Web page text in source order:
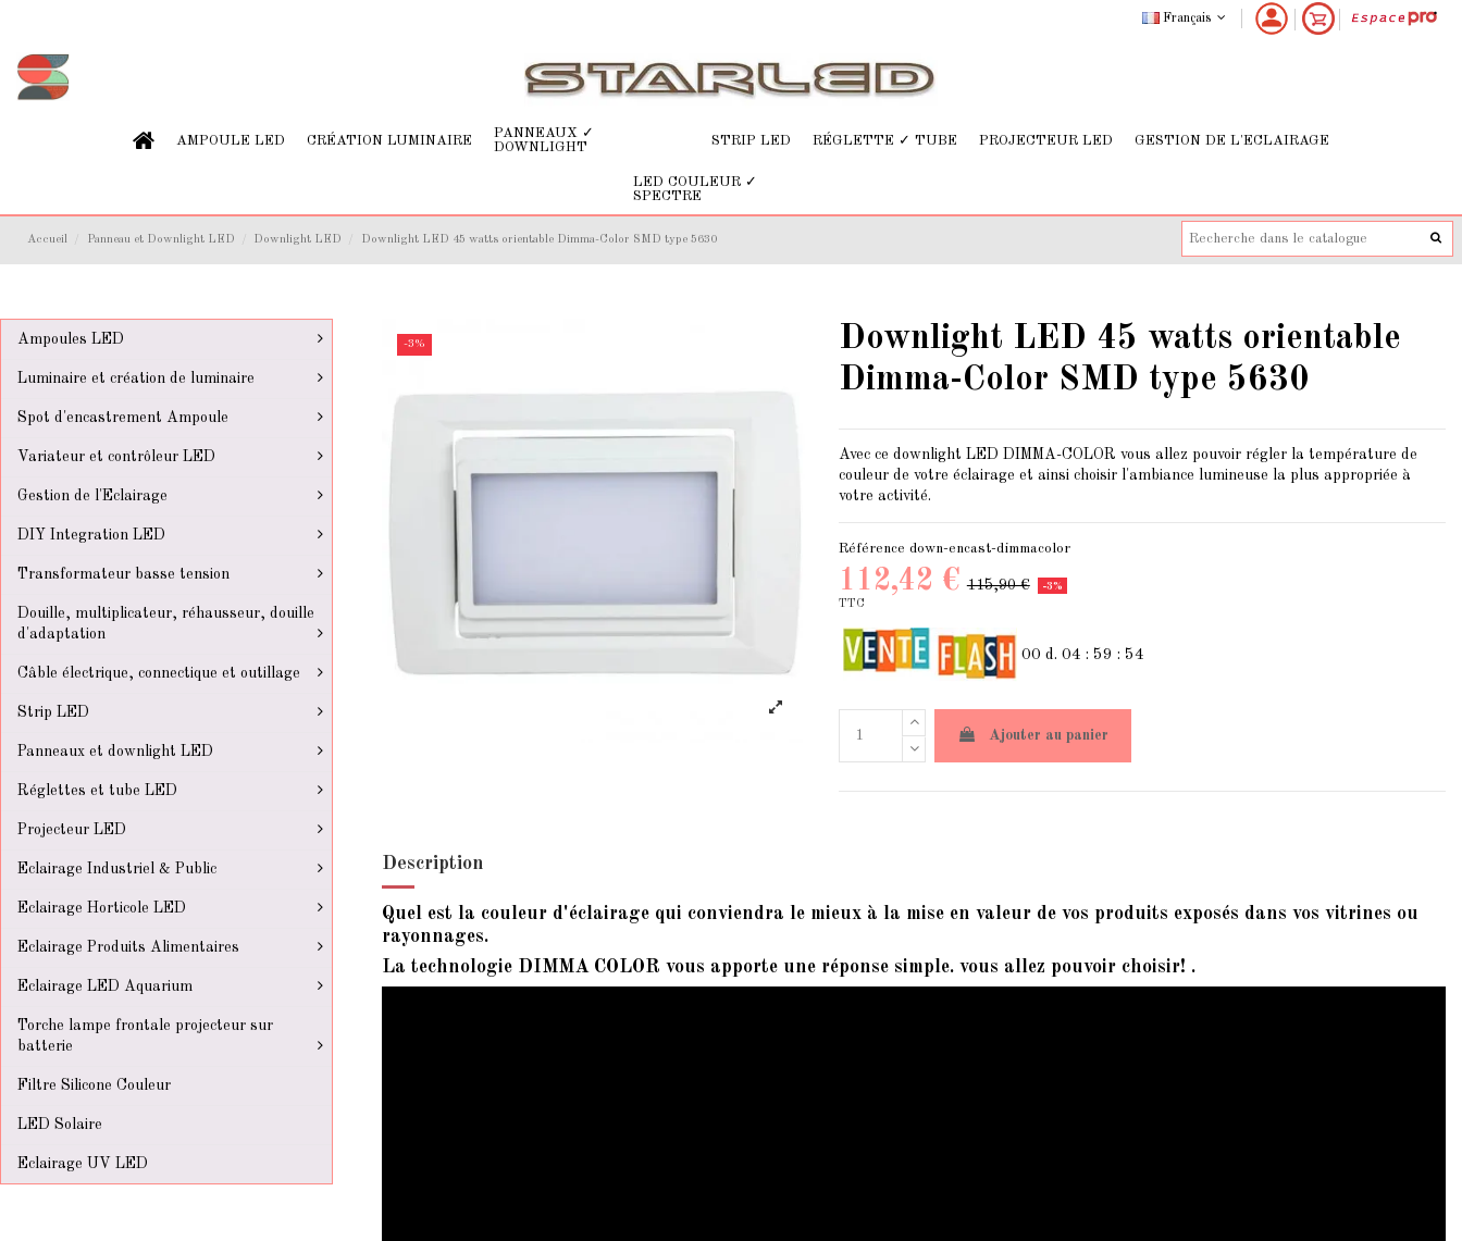
Français
AMPOULE LED CRÉATION LUMINAIRE
PANNEAUX ✓
DOWNLIGHT
STRIP LED RÉGLETTE ✓ TUBE PROJECTEUR LED GESTION DE L'ECLAIRAGE
LED COULEUR ✓
SPECTRE
Accueil Panneau et Downlight LED Downlight LED Downlight LED 45 watts orientable Dimma-Color SMD type 5630
-3%
Downlight LED 45 watts orientable
Dimma-Color SMD type 5630
Avec ce downlight LED DIMMA-COLOR vous allez pouvoir régler la température de
couleur de votre éclairage et ainsi choisir l'ambiance lumineuse la plus appropriée à
votre activité.
Référence down-encast-dimmacolor
112,42 € 115,90 € -3%
TTC
00 d. 04 : 59 : 54
Ajouter au panier
Description
Quel est la couleur d'éclairage qui conviendra le mieux à la mise en valeur de vos produits exposés dans vos vitrines ou
rayonnages.
La technologie DIMMA COLOR vous apporte une réponse simple. vous allez pouvoir choisir! .
Ampoules LED
Luminaire et création de luminaire
Spot d'encastrement Ampoule
Variateur et contrôleur LED
Gestion de l'Eclairage
DIY Integration LED
Transformateur basse tension
Douille, multiplicateur, réhausseur, douille
d'adaptation
Câble électrique, connectique et outillage
Strip LED
Panneaux et downlight LED
Réglettes et tube LED
Projecteur LED
Eclairage Industriel & Public
Eclairage Horticole LED
Eclairage Produits Alimentaires
Eclairage LED Aquarium
Torche lampe frontale projecteur sur
batterie
Filtre Silicone Couleur
LED Solaire
Eclairage UV LED